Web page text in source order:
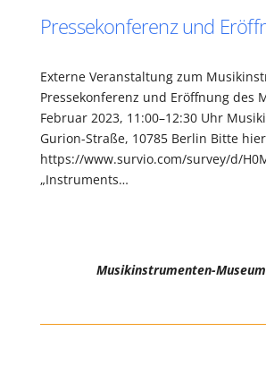
Pressekonferenz und
Externe Veranstaltung zum
Pressekonferenz und Eröffnung des
Februar 2023, 11:00–12:30 Uhr
Gurion-Straße, 10785 Berlin Bitte
https://www.survio.com/survey/d/
„Instruments…
Musikinstrumenten-